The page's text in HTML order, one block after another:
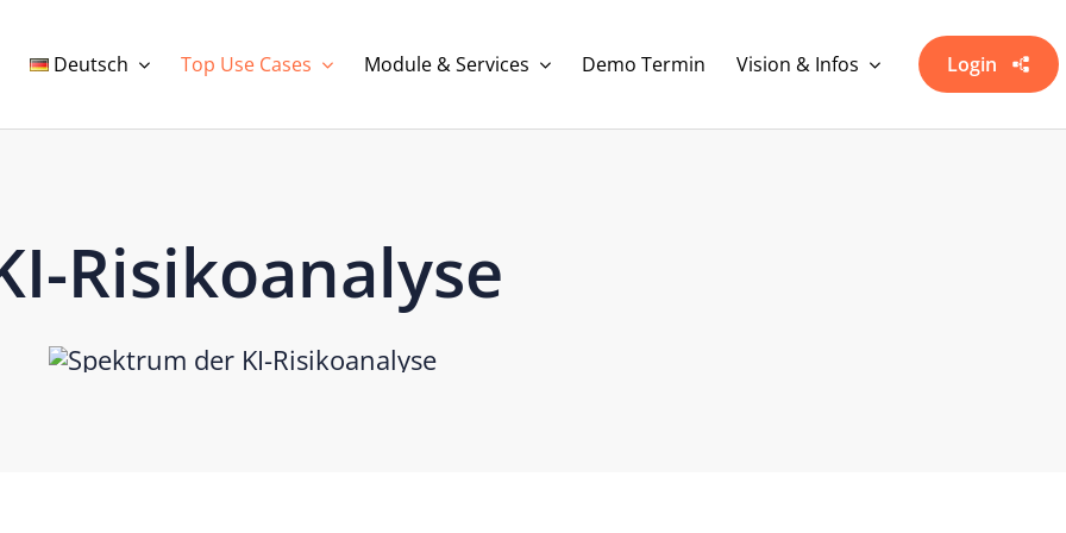
Deutsch Top Use Cases Module & Services Demo Termin Vision & Infos Login
Risikoanalyse